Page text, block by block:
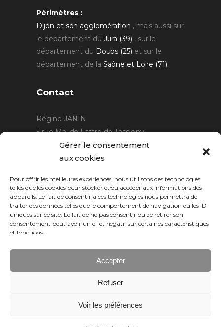
Gérer le consentement
aux cookies
Pour offrir les meilleures expériences, nous utilisons des technologies
telles que les cookies pour stocker et/ou accéder aux informations des
appareils. Le fait de consentir à ces technologies nous permettra de
traiter des données telles que le comportement de navigation ou les ID
uniques sur ce site. Le fait de ne pas consentir ou de retirer son
consentement peut avoir un effet négatif sur certaines caractéristiques
et fonctions.
Accepter
Refuser
Voir les préférences
Périmètres :
Dijon et son agglomération , mais aussi sur
le département du Jura (39) , sur le
département du Doubs (25) et sur le
département de la Saône et Loire (71).
Contact
Régine JANIN
5 rue Mal de Lattre de Tassigny
21220 Gevrey Chambertin
06 15 15 80 29
Horaires :sur rendez-vous.